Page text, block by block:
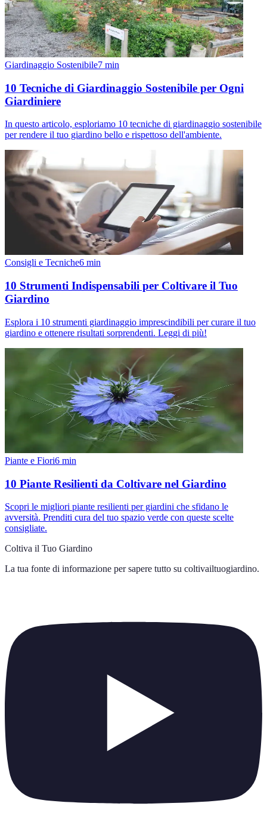
Giardinaggio Sostenibile7 min
10 Tecniche di Giardinaggio Sostenibile per Ogni
Giardiniere
In questo articolo, esploriamo 10 tecniche di giardinaggio sostenibile
per rendere il tuo giardino bello e rispettoso dell'ambiente.
Consigli e Tecniche6 min
10 Strumenti Indispensabili per Coltivare il Tuo
Giardino
Esplora i 10 strumenti giardinaggio imprescindibili per curare il tuo
giardino e ottenere risultati sorprendenti. Leggi di più!
Piante e Fiori6 min
10 Piante Resilienti da Coltivare nel Giardino
Scopri le migliori piante resilienti per giardini che sfidano le
avversità. Prenditi cura del tuo spazio verde con queste scelte
consigliate.
Coltiva il Tuo Giardino
La tua fonte di informazione per sapere tutto su coltivailtuogiardino.